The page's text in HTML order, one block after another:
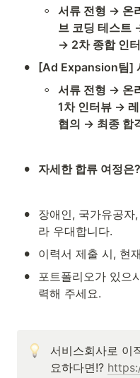
◦
서류 전형 → 온
브 코딩 테스트
→ 2차 종합 인
• [Ad Expansion팀]
◦
서류 전형 → 온
1차 인터뷰 →
협의 → 최종 합
• 자세한 합류 여정은?
•
장애인, 국가유공
라 우대합니다.
• 이력서 제출 시, 현
•
포트폴리오가 있으
력해 주세요.
서비스회사로 이
요하다면!?